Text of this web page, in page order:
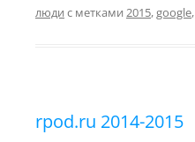
люди с метками 2015,google,
rpod.ru 2014-2015